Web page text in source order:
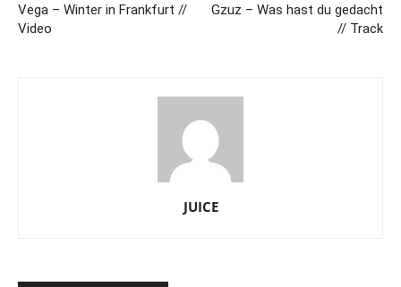
Vega – Winter in Frankfurt //
Video
Gzuz – Was hast du gedacht
// Track
JUICE